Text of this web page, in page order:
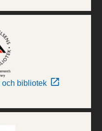
och bibliotek